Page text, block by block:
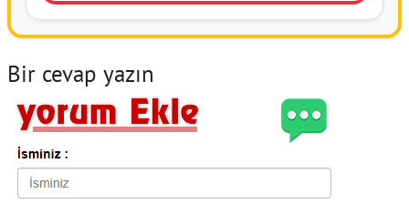
Bir cevap yazın